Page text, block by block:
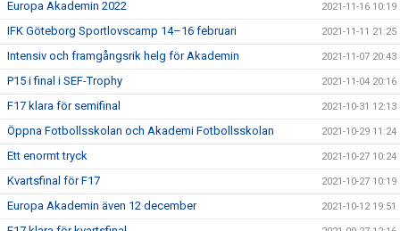
Europa Akademin 2022 2021-11-16 10:19
IFK Göteborg Sportlovscamp 14–16 februari 2021-11-11 21:25
Intensiv och framgångsrik helg för Akademin 2021-11-07 20:43
P15 i final i SEF-Trophy 2021-11-04 20:16
F17 klara för semifinal 2021-10-31 12:13
Öppna Fotbollsskolan och Akademi Fotbollsskolan 2021-10-29 11:24
Ett enormt tryck 2021-10-27 10:24
Kvartsfinal för F17 2021-10-27 10:19
Europa Akademin även 12 december 2021-10-12 19:51